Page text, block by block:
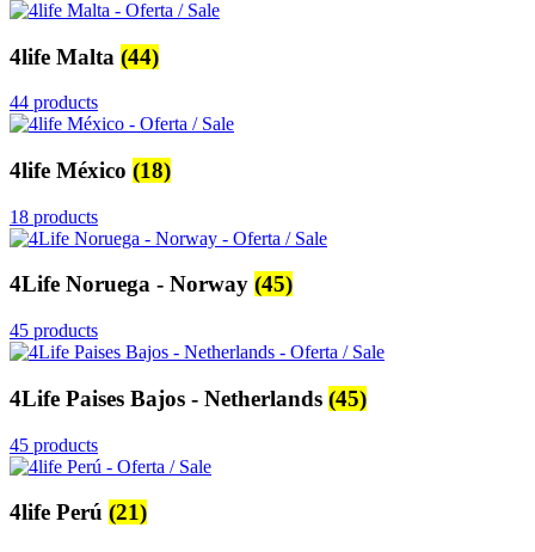
4life Malta (44)
44 products
4life México (18)
18 products
4Life Noruega - Norway (45)
45 products
4Life Paises Bajos - Netherlands (45)
45 products
4life Perú (21)